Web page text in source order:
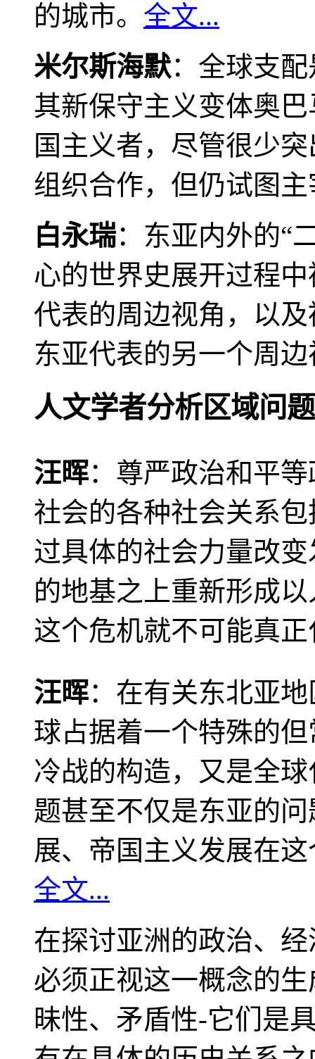
的城市。 全文...
米尔斯海默：全球支
其新保守主义变体奥
国主义者，尽管很少
组织合作，但仍试图
白永瑞：东亚内外的“
心的世界史展开过程
代表的周边视角，以
东亚代表的另一个周
人文学者分析区域问题
汪晖：尊严政治和平
社会的各种社会关系
过具体的社会力量改
的地基之上重新形成
这个危机就不可能真
汪晖：在有关东北亚
球占据着一个特殊的
冷战的构造，又是全
题甚至不仅是东亚的
展、帝国主义发展在
全文...
在探讨亚洲的政治、
必须正视这一概念的
昧性、矛盾性-它们是